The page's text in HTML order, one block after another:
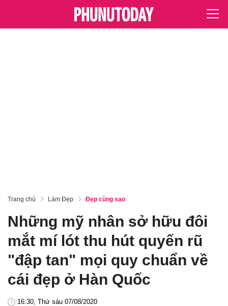
Trang chủ Làm Đẹp Đẹp cùng sao
Những mỹ nhân sở hữu đôi
mắt mí lót thu hút quyến rũ
"đập tan" mọi quy chuẩn về
cái đẹp ở Hàn Quốc
16:30, Thứ sáu 07/08/2020